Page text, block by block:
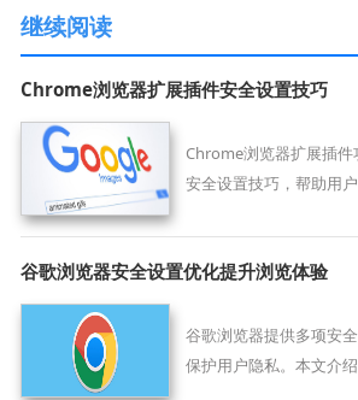
继续阅读
Chrome浏览器扩展插件安全设置技巧
Chrome浏览器扩展插
安全设置技巧，帮助用
谷歌浏览器安全设置优化提升浏览体验
谷歌浏览器提供多项安
保护用户隐私。本文介